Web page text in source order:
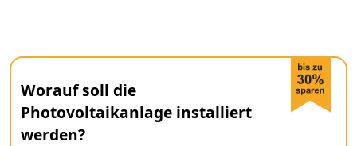
Worauf soll die
Photovoltaikanlage installiert
werden?